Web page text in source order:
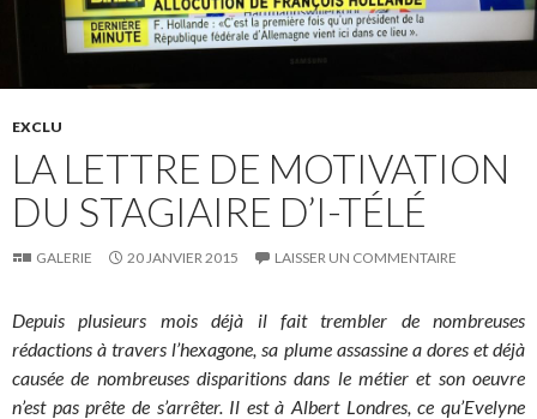
EXCLU
LA LETTRE DE MOTIVATION
DU STAGIAIRE D’I-TÉLÉ
GALERIE 20 JANVIER 2015 LAISSER UN COMMENTAIRE
Depuis plusieurs mois déjà il fait trembler de nombreuses
rédactions à travers l’hexagone, sa plume assassine a dores et déjà
causée de nombreuses disparitions dans le métier et son oeuvre
n’est pas prête de s’arrêter. Il est à Albert Londres, ce qu’Evelyne